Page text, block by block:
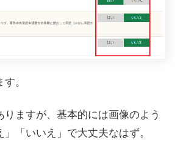
。
りますが、基本的には画像のよう
「いいえ」で大丈夫なはず。